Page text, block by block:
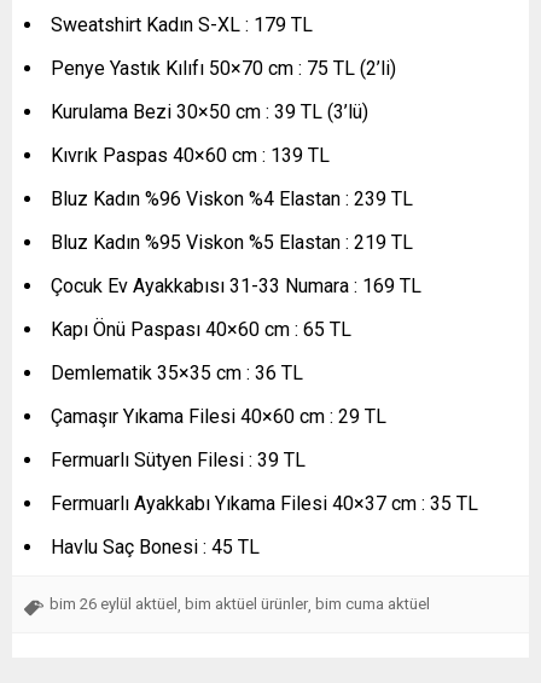
Sweatshirt Kadın S-XL : 179 TL
Penye Yastık Kılıfı 50×70 cm : 75 TL (2’li)
Kurulama Bezi 30×50 cm : 39 TL (3’lü)
Kıvrık Paspas 40×60 cm : 139 TL
Bluz Kadın %96 Viskon %4 Elastan : 239 TL
Bluz Kadın %95 Viskon %5 Elastan : 219 TL
Çocuk Ev Ayakkabısı 31-33 Numara : 169 TL
Kapı Önü Paspası 40×60 cm : 65 TL
Demlematik 35×35 cm : 36 TL
Çamaşır Yıkama Filesi 40×60 cm : 29 TL
Fermuarlı Sütyen Filesi : 39 TL
Fermuarlı Ayakkabı Yıkama Filesi 40×37 cm : 35 TL
Havlu Saç Bonesi : 45 TL
bim 26 eylül aktüel , bim aktüel ürünler, bim cuma aktüel